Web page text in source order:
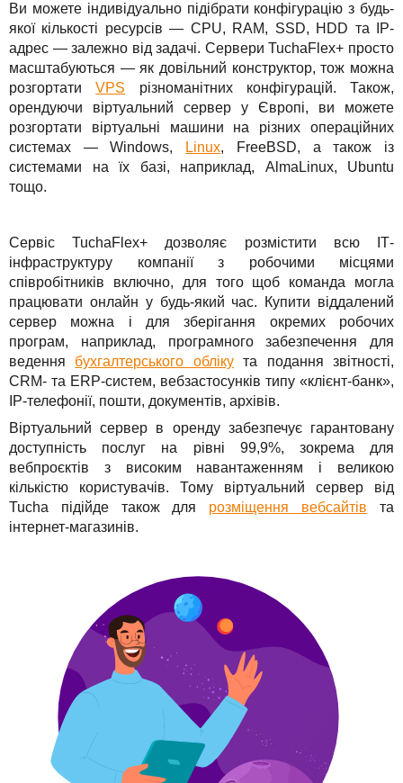
Ви можете індивідуально підібрати конфігурацію з будь-
якої кількості ресурсів — CPU, RAM, SSD, HDD та IP-
адрес — залежно від задачі. Сервери TuchaFlex+ просто
масштабуються — як довільний конструктор, тож можна
розгортатиVPS різноманітних конфігурацій. Також,
орендуючи віртуальний сервер у Європі, ви можете
розгортати віртуальні машини на різних операційних
системах — Windows,
Linux, FreeBSD, а також із
системами на їх базі, наприклад, AlmaLinux, Ubuntu
тощо.
Сервіс TuchaFlex+ дозволяє розмістити всю ІТ-
інфраструктуру компанії з робочими місцями
співробітників включно, для того щоб команда могла
працювати онлайн у будь-який час. Купити віддалений
сервер можна і для зберігання окремих робочих
програм, наприклад, програмного забезпечення для
ведення бухгалтерського облікута подання звітності,
CRM- та ERP-систем, вебзастосунків типу «клієнт-банк»,
IP-телефонії, пошти, документів, архівів.
Віртуальний сервер в оренду забезпечує гарантовану
доступність послуг на рівні 99,9%, зокрема для
вебпроєктів з високим навантаженням і великою
кількістю користувачів. Тому віртуальний сервер від
Tucha підійде також для розміщення вебсайтів та
інтернет-магазинів.